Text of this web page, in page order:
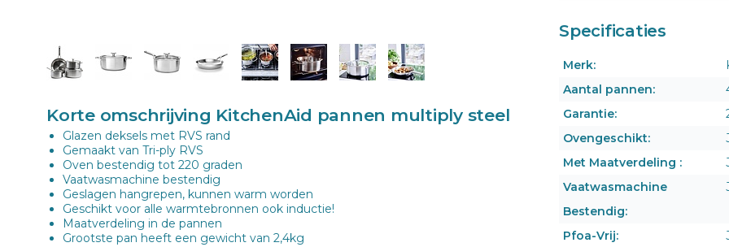
Korte omschrijving KitchenAid pannen multiply steel
Glazen deksels met RVS rand
Gemaakt van Tri-ply RVS
Oven bestendig tot 220 graden
Vaatwasmachine bestendig
Geslagen hangrepen, kunnen warm worden
Geschikt voor alle warmtebronnen ook inductie!
Maatverdeling in de pannen
Grootste pan heeft een gewicht van 2,4kg
Specificaties
Merk:
Aantal pannen:
Garantie:
Ovengeschikt:
Met Maatverdeling :
Vaatwasmachine
Bestendig:
Pfoa-Vrij: